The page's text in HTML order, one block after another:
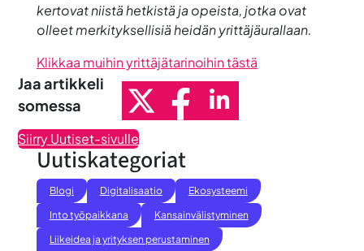
kertovat niistä hetkistä ja opeista, jotka ovat
olleet merkityksellisiä heidän yrittäjäurallaan.
Klikkaa muihin yrittäjätarinoihin tästä
Jaa artikkeli
somessa
Siirry Uutiset-sivulle
Uutiskategoriat
Blogi Digitalisaatio
Ekosysteemi
Into työpaikkana
Kansainvälistyminen
Liikeidea ja yrityksen perustaminen